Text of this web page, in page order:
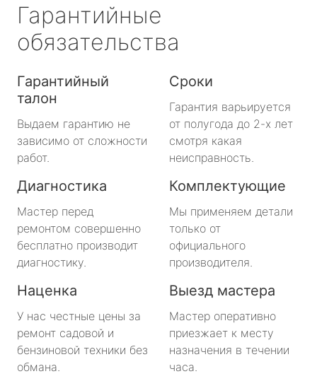
Гарантийные
обязательства
Гарантийный
талон
Выдаем гарантию не
зависимо от сложности
работ.
Сроки
Гарантия варьируется
от полугода до 2-х лет
смотря какая
неисправность.
Диагностика
Мастер перед
ремонтом совершенно
бесплатно производит
диагностику.
Комплектующие
Мы применяем детали
только от
официального
производителя.
Наценка
У нас честные цены за
ремонт садовой и
бензиновой техники без
обмана.
Выезд мастера
Мастер оперативно
приезжает к месту
назначения в течении
часа.